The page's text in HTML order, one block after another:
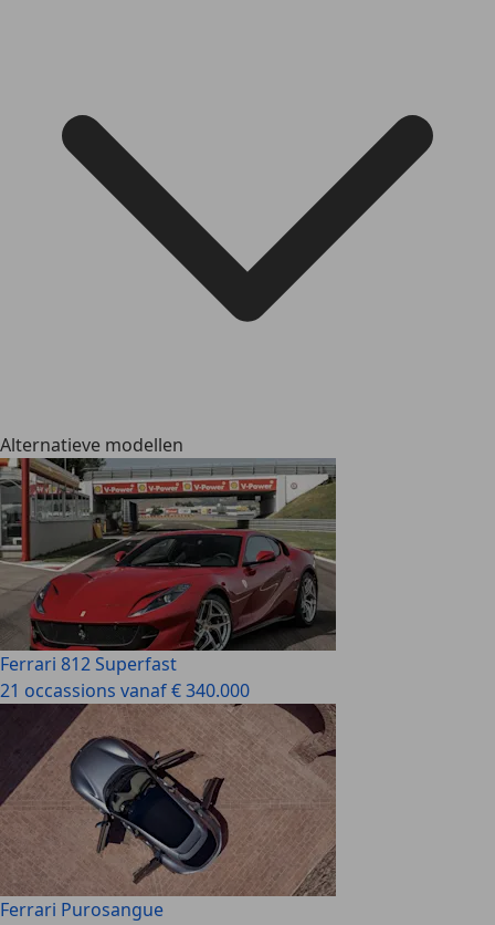
Alternatieve modellen
Ferrari 812 Superfast
21 occassions vanaf € 340.000
Ferrari Purosangue